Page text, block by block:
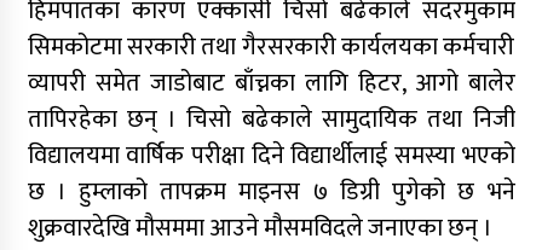
हिमपातका कारण एक्कासी चिसो बढेकाले सदरमुकाम
सिमकोटमा सरकारी तथा गैरसरकारी कार्यलयका कर्मचारी
व्यापरी समेत जाडोबाट बाँच्नका लागि हिटर, आगो बालेर
तापिरहेका छन् । चिसो बढेकाले सामुदायिक तथा निजी
विद्यालयमा वार्षिक परीक्षा दिने विद्यार्थीलाई समस्या भएको
छ । हुम्लाको तापक्रम माइनस ७ डिग्री पुगेको छ भने
शुक्रवारदेखि मौसममा आउने मौसमविदले जनाएका छन् ।